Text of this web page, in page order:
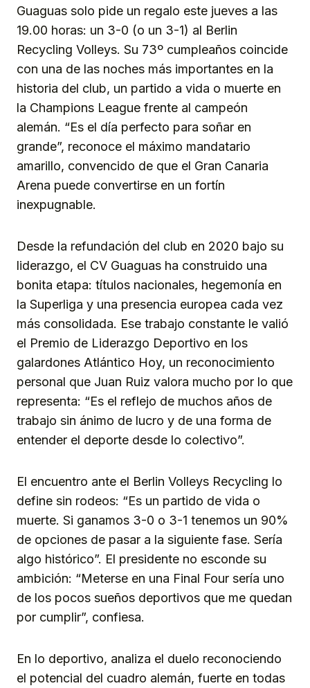
Guaguas solo pide un regalo este jueves a las
19.00 horas: un 3-0 (o un 3-1) al Berlin
Recycling Volleys. Su 73º cumpleaños coincide
con una de las noches más importantes en la
historia del club, un partido a vida o muerte en
la Champions League frente al campeón
alemán. “Es el día perfecto para soñar en
grande”, reconoce el máximo mandatario
amarillo, convencido de que el Gran Canaria
Arena puede convertirse en un fortín
inexpugnable.
Desde la refundación del club en 2020 bajo su
liderazgo, el CV Guaguas ha construido una
bonita etapa: títulos nacionales, hegemonía en
la Superliga y una presencia europea cada vez
más consolidada. Ese trabajo constante le valió
el Premio de Liderazgo Deportivo en los
galardones Atlántico Hoy, un reconocimiento
personal que Juan Ruiz valora mucho por lo que
representa: “Es el reflejo de muchos años de
trabajo sin ánimo de lucro y de una forma de
entender el deporte desde lo colectivo”.
El encuentro ante el Berlin Volleys Recycling lo
define sin rodeos: “Es un partido de vida o
muerte. Si ganamos 3-0 o 3-1 tenemos un 90%
de opciones de pasar a la siguiente fase. Sería
algo histórico”. El presidente no esconde su
ambición: “Meterse en una Final Four sería uno
de los pocos sueños deportivos que me quedan
por cumplir”, confiesa.
En lo deportivo, analiza el duelo reconociendo
el potencial del cuadro alemán, fuerte en todas